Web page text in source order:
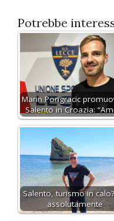
Potrebbe
Marin Pongracic
Salento in Croazia:
Salento, turismo in
assolutamente